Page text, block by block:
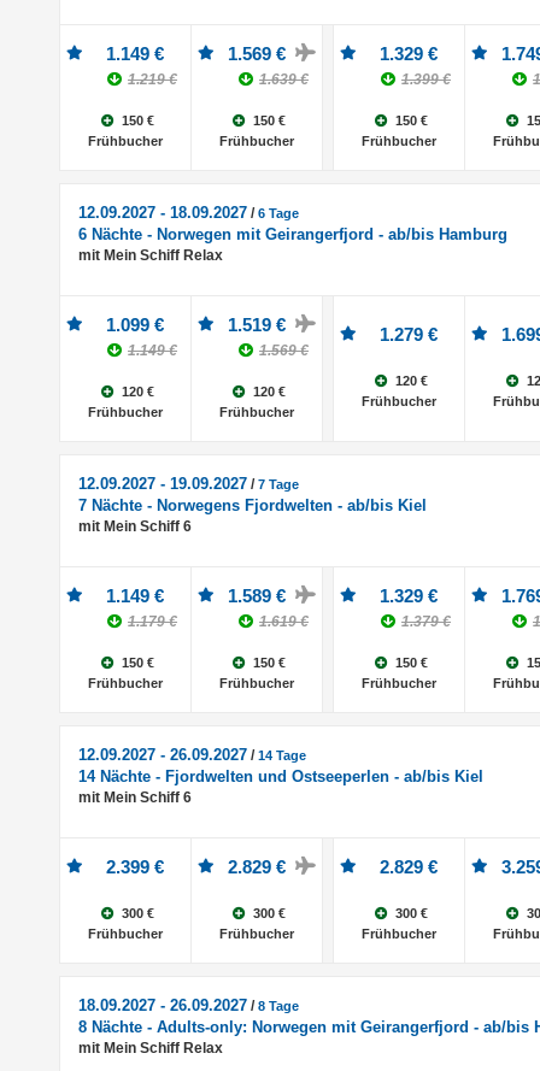
1.149 €
1.219 €
150 €
Frühbucher
1.569 €
1.639 €
150 €
Frühbucher
1.329 €
1.399 €
150 €
Frühbucher
12.09.2027 - 18.09.2027 /6 Tage
6 Nächte - Norwegen mit Geirangerfjord - ab/bis Hamburg
mit Mein Schiff Relax
1.099 €
1.149 €
120 €
Frühbucher
1.519 €
1.569 €
120 €
Frühbucher
1.279 €
120 €
Frühbucher
12.09.2027 - 19.09.2027 /7 Tage
7 Nächte - Norwegens Fjordwelten - ab/bis Kiel
mit Mein Schiff 6
1.149 €
1.179 €
150 €
Frühbucher
1.589 €
1.619 €
150 €
Frühbucher
1.329 €
1.379 €
150 €
Frühbucher
12.09.2027 - 26.09.2027 /14 Tage
14 Nächte - Fjordwelten und Ostseeperlen - ab/bis Kiel
mit Mein Schiff 6
2.399 €
300 €
Frühbucher
2.829 €
300 €
Frühbucher
2.829 €
300 €
Frühbucher
18.09.2027 - 26.09.2027 /8 Tage
8 Nächte - Adults-only: Norwegen mit Geirangerfjord - ab/bis
mit Mein Schiff Relax